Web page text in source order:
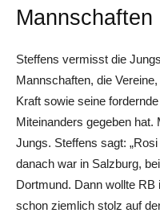
Mannschaften
Steffens vermisst die
Mannschaften, die
Kraft sowie seine
Miteinanders gegeben
Jungs. Steffens sagt:
danach war in Salzburg,
Dortmund. Dann wollte RB
schon ziemlich stolz auf